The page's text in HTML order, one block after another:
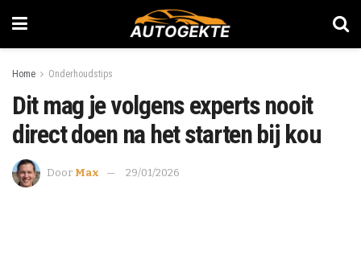
Home Onderhoudstips
Dit mag je volgens experts nooit
direct doen na het starten bij kou
Door Max 29/01/2026